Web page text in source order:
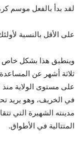
لقد بدأ بالفعل موسم
على الأقل بالنسبة
وينطبق هذا بشكل خاص
في الخريف، وهو يريد
مدينته الشهيرة التي
المتتالية في الأطواق.